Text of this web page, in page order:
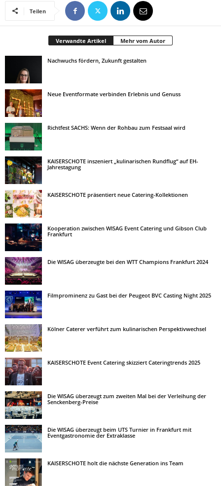
Teilen
Verwandte Artikel Mehr vom Autor
Nachwuchs fördern, Zukunft gestalten
Neue Eventformate verbinden Erlebnis und Genuss
Richtfest SACHS: Wenn der Rohbau zum Festsaal wird
KAISERSCHOTE inszeniert „kulinarischen Rundflug“ auf EH-
Jahrestagung
KAISERSCHOTE präsentiert neue Catering-Kollektionen
Kooperation zwischen WISAG Event Catering und Gibson Club
Frankfurt
Die WISAG überzeugte bei den WTT Champions Frankfurt 2024
Filmprominenz zu Gast bei der Peugeot BVC Casting Night 2025
Kölner Caterer verführt zum kulinarischen Perspektivwechsel
KAISERSCHOTE Event Catering skizziert Cateringtrends 2025
Die WISAG überzeugt zum zweiten Mal bei der Verleihung der
Senckenberg-Preise
Die WISAG überzeugt beim UTS Turnier in Frankfurt mit
Eventgastronomie der Extraklasse
KAISERSCHOTE holt die nächste Generation ins Team